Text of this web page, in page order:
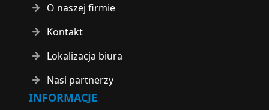
O naszej firmie
Kontakt
Lokalizacja biura
Nasi partnerzy
INFORMACJE